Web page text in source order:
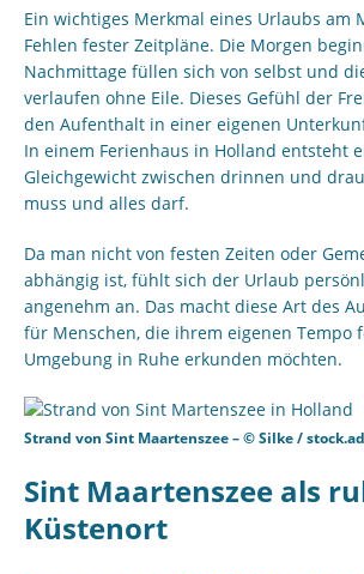
Ein wichtiges Merkmal eines Urlaubs am
Fehlen fester Zeitpläne. Die Morgen
Nachmittage füllen sich von selbst und
verlaufen ohne Eile. Dieses Gefühl der
den Aufenthalt in einer eigenen
In einem Ferienhaus in Holland entsteht
Gleichgewicht zwischen drinnen und
muss und alles darf.
Da man nicht von festen Zeiten oder
abhängig ist, fühlt sich der Urlaub
angenehm an. Das macht diese Art des
für Menschen, die ihrem eigenen Tempo
Umgebung in Ruhe erkunden möchten.
Strand von Sint Maartenszee – © Silke /
Sint Maartenszee als
Küstenort